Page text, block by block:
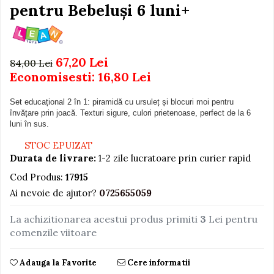
Jucarii de baie
Seturi de frumusete
Interactive, educative si
muzicale
Figurine
Ateliere si unelte
Blocuri de constructie
Covorase de dans
Creative
De plus
Electrocasnice si bucatarii
Fotolii gonflabile
Ingrijire cosmetica mamici
Perioada Alaptarii
Pompe de san
Sisteme De Purtare
pentru Bebeluși 6 luni+
84,00 Lei 67,20 Lei
Economisesti: 16,80 Lei
Set educațional 2 în 1: piramidă cu ursuleț și blocuri moi pentru
învățare prin joacă. Texturi sigure, culori prietenoase, perfect de la 6
luni în sus.
STOC EPUIZAT
Durata de livrare: 1-2 zile lucratoare prin curier rapid
Cod Produs: 17915
Ai nevoie de ajutor? 0725655059
La achizitionarea acestui produs primiti 3 Lei pentru
comenzile viitoare
Adauga la Favorite Cere informatii